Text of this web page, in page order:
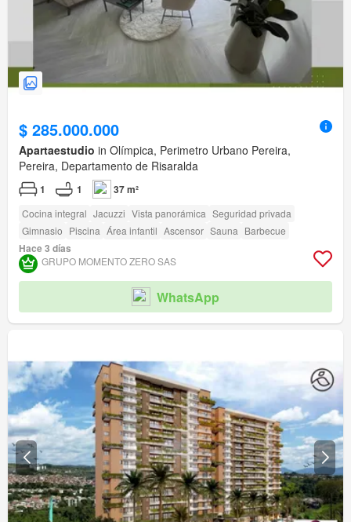
$ 285.000.000
Apartaestudio in Olímpica, Perimetro Urbano Pereira,
Pereira, Departamento de Risaralda
1 1 37 m²
Cocina integral Jacuzzi Vista panorámica Seguridad privada
Gimnasio Piscina Área infantil Ascensor Sauna Barbecue
Hace 3 días
GRUPO MOMENTO ZERO SAS
WhatsApp